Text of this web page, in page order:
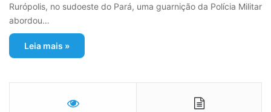
Rurópolis, no sudoeste do Pará, uma guarnição da Polícia Militar
abordou…
Leia mais »